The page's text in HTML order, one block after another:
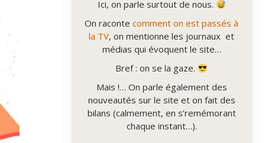
Ici, on parle surtout de nous.
On racontecomment on est passés à
la TV, on mentionne les journaux et
médias qui évoquent le site…
Bref : on se la gaze.
Mais !… On parle également des
nouveautés sur le site et on fait des
bilans (calmement, en s’remémorant
chaque instant…).